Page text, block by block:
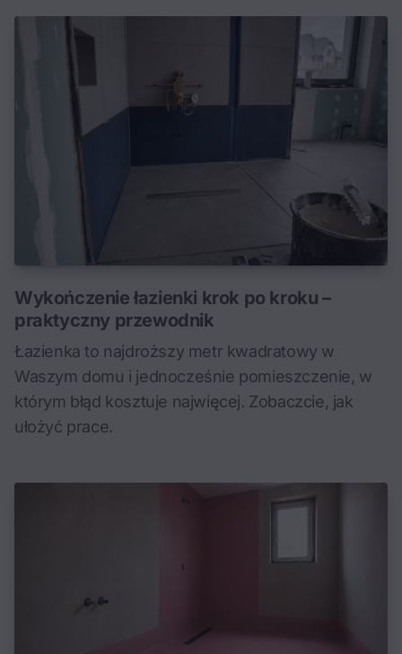
Wykończenie łazienki krok po kroku –
praktyczny przewodnik
Łazienka to najdroższy metr kwadratowy w
Waszym domu i jednocześnie pomieszczenie, w
którym błąd kosztuje najwięcej. Zobaczcie, jak
ułożyć prace.